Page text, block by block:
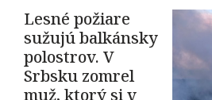
Lesné požiare
sužujú balkánsky
polostrov. V
Srbsku zomrel
muž, ktorý si v